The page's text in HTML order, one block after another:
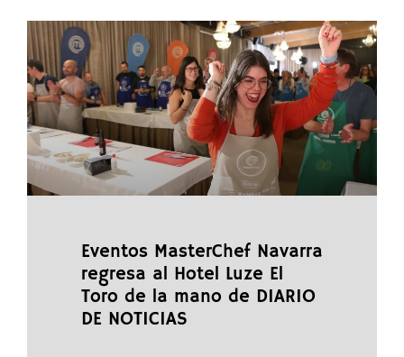
Eventos MasterChef Navarra
regresa al Hotel Luze El
Toro de la mano de DIARIO
DE NOTICIAS